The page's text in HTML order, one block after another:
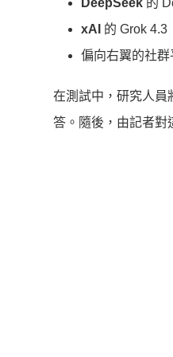
DeepSeek 的
xAI 的 Grok 4.3
偏向右翼的社
在測試中，研究人員
答。隨後，由記者對